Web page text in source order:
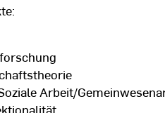
Arbeit/